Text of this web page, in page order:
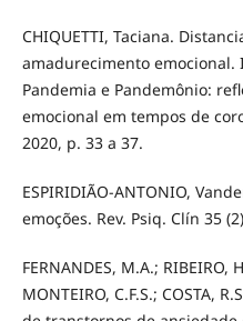
CHIQUETTI, Taciana.
amadurecimento emocional.
Pandemia e Pandemônio:
emocional em tempos de
2020, p. 33 a 37.
ESPIRIDIÃO-ANTONIO,
emoções. Rev. Psiq. Clín 35
FERNANDES, M.A.; RIBEIRO,
MONTEIRO, C.F.S.; COSTA,